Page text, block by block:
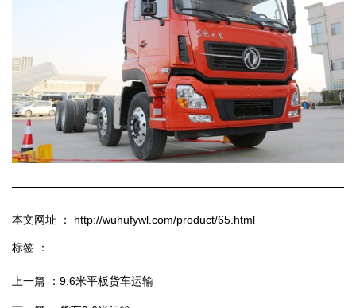
本文网址 ： http://wuhufywl.com/product/65.html
标签 ：
上一篇 ： 9.6米平板货车运输